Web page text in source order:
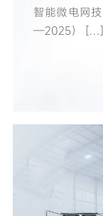
智能微电网
—2025） […]